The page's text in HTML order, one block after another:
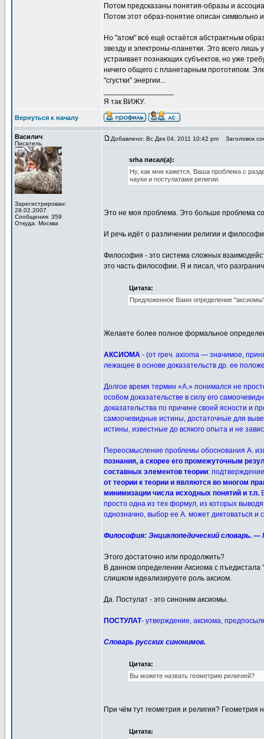
Потом предсказаны понятия-образы и
Потом этот образ-понятие описан
Но "атом" всё ещё остаётся абстрактным
звезду и электроны-планетки. Это всего
устраивает познающих субъектов, но уже
ничего общего с планетарным прототипом.
"сгустки" энергии...
Я так ВИЖУ.
Вернуться к началу
Василич
Писатель
Зарегистрирован:
28.02.2007
Сообщения: 359
Откуда: Москва
Добавлено: Вс Дек 04, 2011 10:42 pm Заголовок
srha писал(а):
Ну, как мне кажется, Ваша проблема с
науки и постулатами религии.
Это не моя проблема. Это больше проблема
И речь идёт о различении религии и
Философия - это система сложных
это часть философии. Я и писал, что
Цитата:
Предложенное Вами определение
Желаете более полное формальное
АКСИОМА - (от греч. axioma — значимое,
лежащее в основе доказательств др. ее
Долгое время термин «А.» понимался не
особом доказательстве в силу его
доказательства по причине своей ясности и
самоочевидные истины, достаточные для
истины, известные до всякого опыта и не
Переосмысление проблемы обоснования А.
познания, а скорее его промежуточным
составных элементов теории:
от теории к теории и являются во многом
минимизации числа исходных понятий и т.п.
просто одна из тех формул, из которых
однозначно, выбор ее А. может диктоваться
Философия: Энциклопедический словарь. —
Этого достаточно или продолжить?
В данном определении Аксиома с
слишком идеализируете роль аксиом.
Да. Постулат - это синоним аксиомы.
ПОСТУЛАТ- утверждение, аксиома,
Словарь русских синонимов.
Цитата:
Вы можете назвать геометрию религией?
При чём тут геометрия и религия?
Цитата: